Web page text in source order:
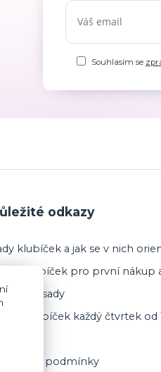
Souhlasím se
odkazy
klubíček a jak se v nich
klubíček pro první nákup
sady
klubíček každý čtvrtek od
podmínky